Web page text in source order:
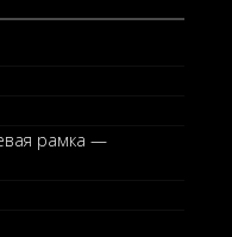
рамка —